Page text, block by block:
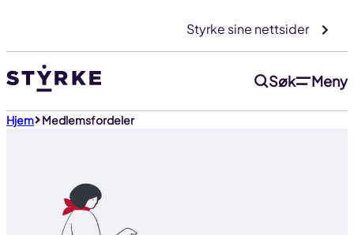
innhold
Styrke sine nettsider
Søk Meny
Hjem Medlemsfordeler